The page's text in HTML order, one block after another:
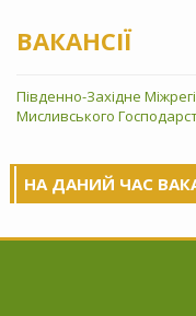
ВАКАНСІЇ
Південно-Західне
Мисливського
НА ДАНИЙ ЧАС